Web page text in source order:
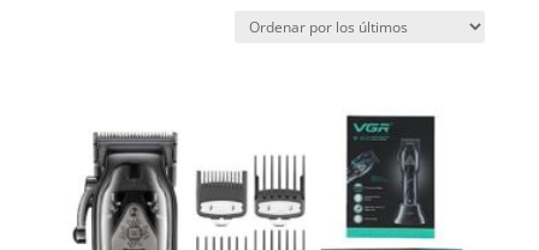
los